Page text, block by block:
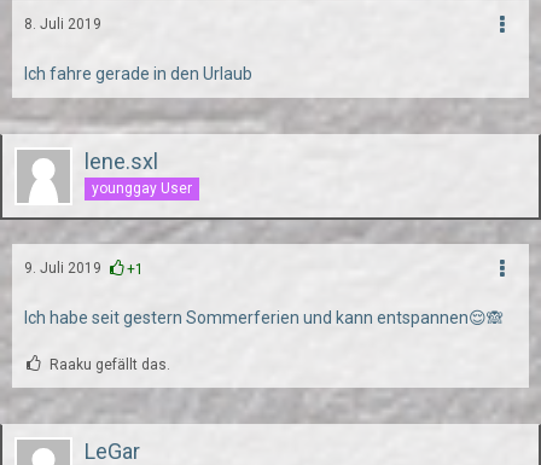
8. Juli 2019
Ich fahre gerade in den Urlaub
lene.sxl
younggay User
9. Juli 2019 +1
Ich habe seit gestern Sommerferien und kann entspannen😌🙈
Raaku gefällt das.
LeGar